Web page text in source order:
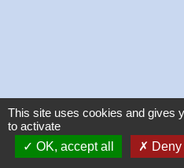
This site uses cookies and gives
to activate
OK, accept all